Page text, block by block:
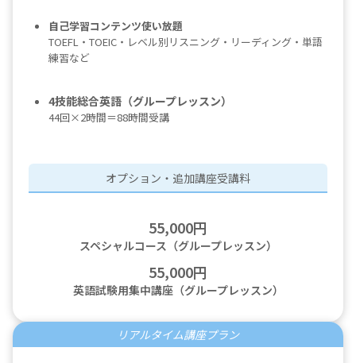
自己学習コンテンツ使い放題
TOEFL・TOEIC・レベル別リスニング・リーディング・単語
練習など
4技能総合英語（グループレッスン）
44回×2時間＝88時間受講
オプション・追加講座受講料
55,000円
スペシャルコース（グループレッスン）
55,000円
英語試験用集中講座（グループレッスン）
リアルタイム講座プラン